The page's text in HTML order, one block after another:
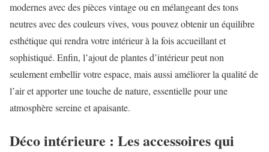
modernes avec des pièces vintage ou en mélangeant des tons
neutres avec des couleurs vives, vous pouvez obtenir un équilibre
esthétique qui rendra votre intérieur à la fois accueillant et
sophistiqué. Enfin, l’ajout de plantes d’intérieur peut non
seulement embellir votre espace, mais aussi améliorer la qualité de
l’air et apporter une touche de nature, essentielle pour une
atmosphère sereine et apaisante.
Déco intérieure : Les accessoires qui